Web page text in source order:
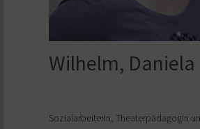
Wilhelm, Daniela
Sozialarbeiterin, Theaterpädagogin